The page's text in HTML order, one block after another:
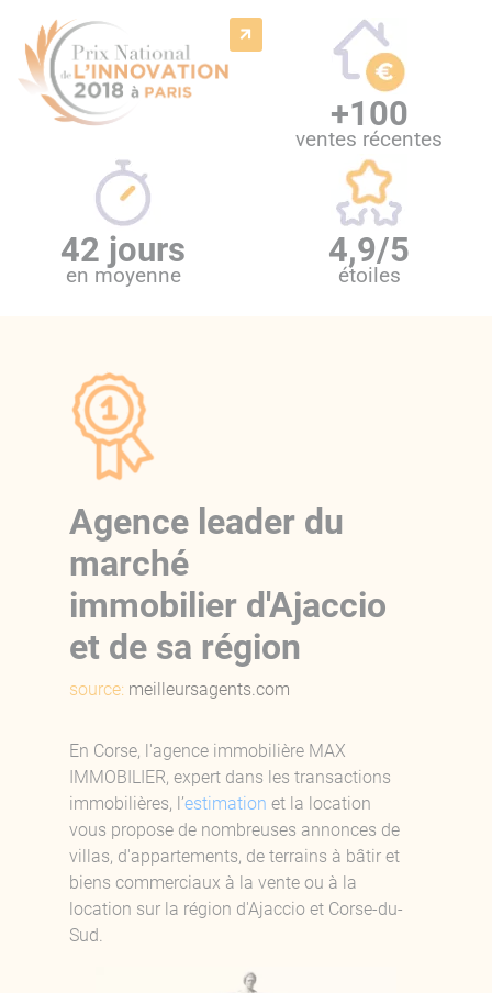
+100
ventes récentes
42 jours
en moyenne
4,9/5
étoiles
Agence leader du
marché
immobilier d'Ajaccio
et de sa région
source: meilleursagents.com
En Corse, l'agence immobilière MAX
IMMOBILIER, expert dans les transactions
immobilières, l’estimation et la location
vous propose de nombreuses annonces de
villas, d'appartements, de terrains à bâtir et
biens commerciaux à la vente ou à la
location sur la région d'Ajaccio et Corse-du-
Sud.